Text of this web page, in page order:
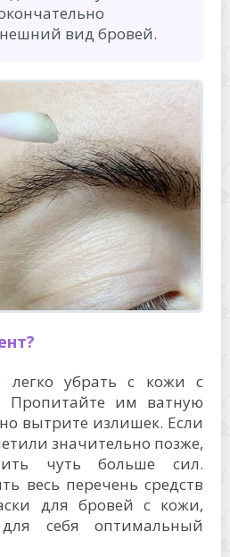
вид бровей.
легко убрать с кожи с
Пропитайте им ватную
вытрите излишек. Если
значительно позже,
чуть больше сил.
весь перечень средств
для бровей с кожи,
себя оптимальный